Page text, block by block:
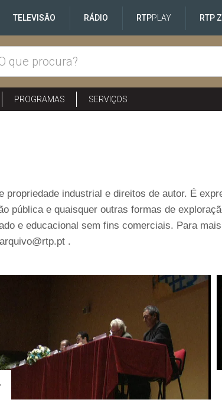
TELEVISÃO RÁDIO RTPPLAY RTP
PROGRAMAS SERVIÇOS
industrial e direitos de autor. É
pública e quaisquer outras formas de
e educacional sem fins comerciais. Para
.